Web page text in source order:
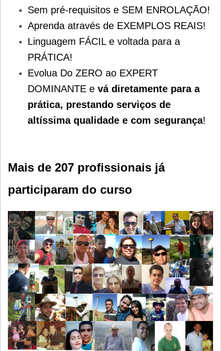
Sem pré-requisitos e SEM ENROLAÇÃO!
Aprenda através de EXEMPLOS REAIS!
Linguagem FÁCIL e voltada para a
PRÁTICA!
Evolua Do ZERO ao EXPERT
DOMINANTE e vá diretamente para a
prática, prestando serviços de
altíssima qualidade e com segurança!
Mais de 207 profissionais já
participaram do curso